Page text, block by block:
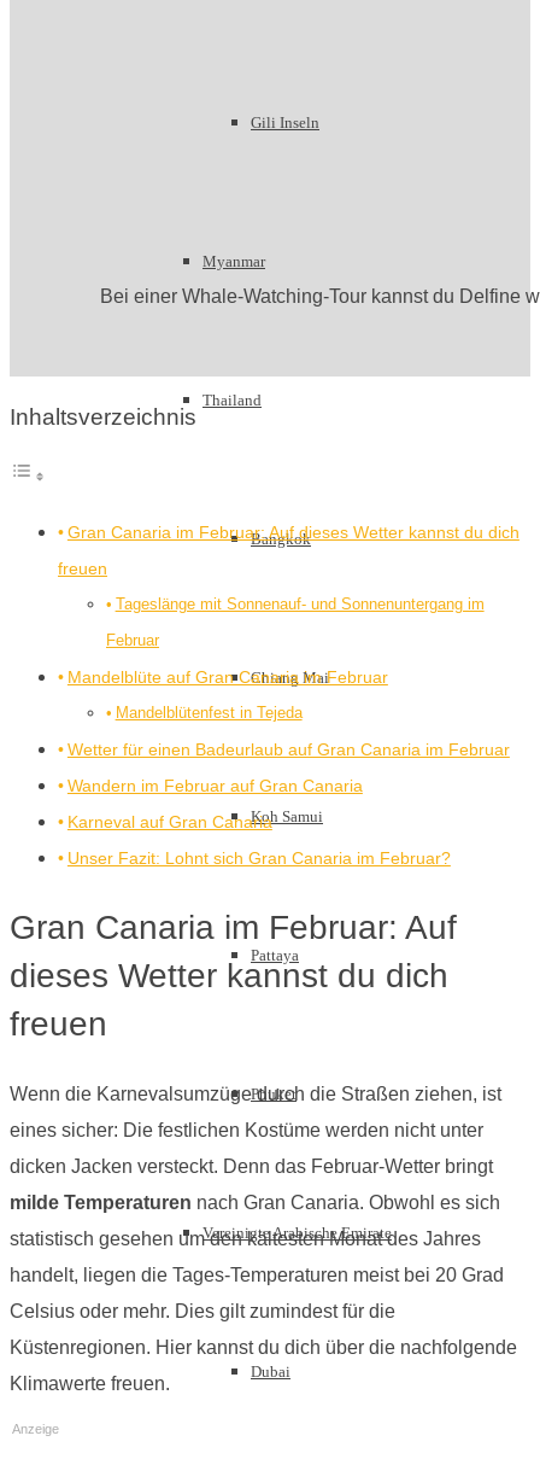
Gili Inseln
Myanmar
Thailand
Bangkok
Chiang Mai
Koh Samui
Pattaya
Phuket
Vereinigte Arabische Emirate
Dubai
Bei einer Whale-Watching-Tour kannst du Delfine
Inhaltsverzeichnis
Gran Canaria im Februar: Auf dieses Wetter kannst du dich
freuen
Tageslänge mit Sonnenauf- und Sonnenuntergang im
Februar
Mandelblüte auf Gran Canaria im Februar
Mandelblütenfest in Tejeda
Wetter für einen Badeurlaub auf Gran Canaria im Februar
Wandern im Februar auf Gran Canaria
Karneval auf Gran Canaria
Unser Fazit: Lohnt sich Gran Canaria im Februar?
Gran Canaria im Februar: Auf
dieses Wetter kannst du dich
freuen
Wenn die Karnevalsumzüge durch die Straßen ziehen, ist
eines sicher: Die festlichen Kostüme werden nicht unter
dicken Jacken versteckt. Denn das Februar-Wetter bringt
milde Temperaturen nach Gran Canaria. Obwohl es sich
statistisch gesehen um den kältesten Monat des Jahres
handelt, liegen die Tages-Temperaturen meist bei 20 Grad
Celsius oder mehr. Dies gilt zumindest für die
Küstenregionen. Hier kannst du dich über die nachfolgende
Klimawerte freuen.
Anzeige